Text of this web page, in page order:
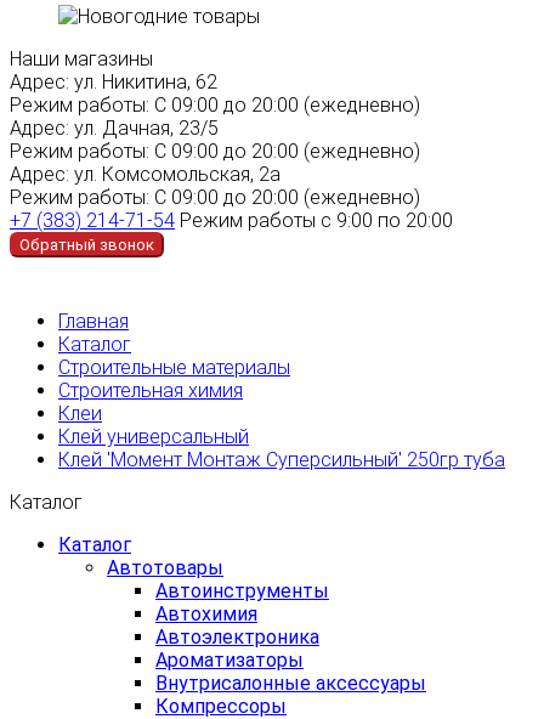
Наши магазины
Адрес: ул. Никитина, 62
Режим работы: С 09:00 до 20:00 (ежедневно)
Адрес: ул. Дачная, 23/5
Режим работы: С 09:00 до 20:00 (ежедневно)
Адрес: ул. Комсомольская, 2а
Режим работы: С 09:00 до 20:00 (ежедневно)
+7 (383) 214-71-54 Режим работы с 9:00 по 20:00
Обратный звонок
Главная
Каталог
Строительные материалы
Строительная химия
Клеи
Клей универсальный
Клей 'Момент Монтаж Суперсильный' 250гр туба
Каталог
Каталог
Автотовары
Автоинструменты
Автохимия
Автоэлектроника
Ароматизаторы
Внутрисалонные аксессуары
Компрессоры